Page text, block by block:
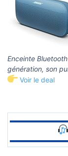
Enceinte
génération, son
Voir le deal